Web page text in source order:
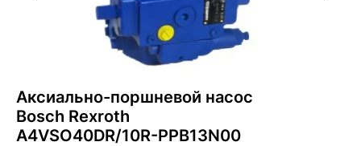
Аксиально-поршневой насос
Bosch Rexroth
A4VSO40DR/10R-PPB13N00